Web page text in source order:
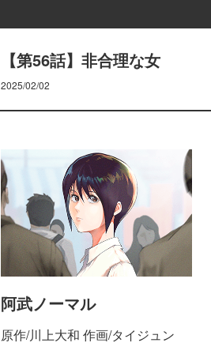
【第56話】非合理な女
2025/02/02
阿武ノーマル
原作/川上大和 作画/タイジュン